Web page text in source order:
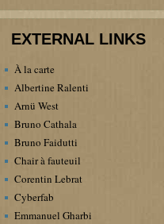
EXTERNAL LINKS
À la carte
Albertine Ralenti
Arnü West
Bruno Cathala
Bruno Faidutti
Chair à fauteuil
Corentin Lebrat
Cyberfab
Emmanuel Gharbi